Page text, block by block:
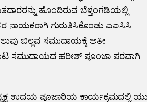
ಹೊಂದಿರುವ ಬೆಳ್ತಂಗಡಿಯಲ್ಲಿ
ನಾಯಕರಾಗಿ ಗುರುತಿಸಿಕೊಂಡು ಎಐಸಿಸಿ
ಬಿಲ್ಲವ ಸಮುದಾಯಕ್ಕೆ ಅತೀ
ಸಮುದಾಯದ ಹರೀಶ್ ಪೂಂಜಾ ಪರವಾಗಿ
ಉದಯ ಪೂಜಾರಿಯ ಕಾರ್ಯಕ್ರಮದಲ್ಲಿ ಯು